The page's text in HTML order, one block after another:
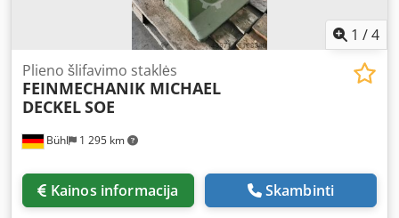
1 /4
Bühl 1 295 km
Plieno šlifavimo staklės
FEINMECHANIK MICHAEL
DECKELSOE
Kainos informacija Skambinti